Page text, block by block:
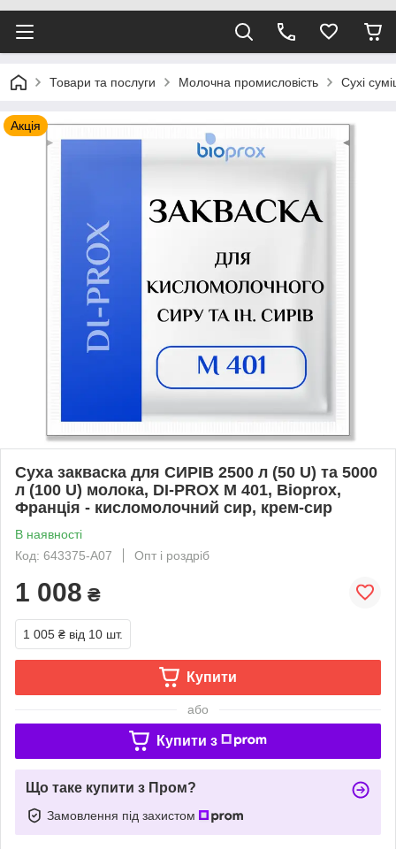
Товари та послуги Молочна промисловість Сухі
Акція
Суха закваска для CИРІВ 2500 л (50 U) та 5000
л (100 U) молока, DI-PROX M 401, Bioprox,
Франція - кисломолочний сир, крем-сир
В наявності
Код: 643375-A07
Опт і роздріб
1 008 ₴
1 005 ₴ від 10 шт.
Купити
або
Купити з
Що таке купити з Пром?
Замовлення під захистом